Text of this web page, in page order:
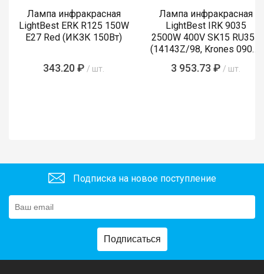
Лампа инфракрасная
LightBest ERK R125 150W
E27 Red (ИКЗК 150Вт)
343.20 ₽ / шт.
Лампа инфракрасная
LightBest IRK 9035
2500W 400V SK15 RU355
(14143Z/98, Krones 0900-
3 953.73 ₽ / шт.
Подписка на новое поступление
Подписаться